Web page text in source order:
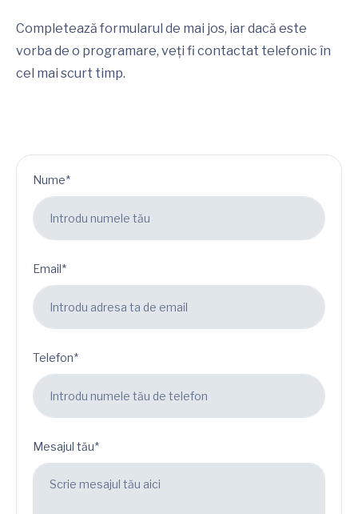
Completează formularul de mai jos, iar dacă este
vorba de o programare, veți fi contactat telefonic în
cel mai scurt timp.
Nume*
Email*
Telefon*
Mesajul tău*